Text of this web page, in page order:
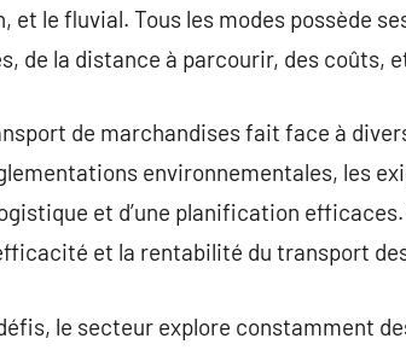
et le fluvial. Tous les modes possède
de la distance à parcourir, des coûts,
de marchandises fait face à
environnementales, les
et d’une planification
et la rentabilité du transport
le secteur explore constamment